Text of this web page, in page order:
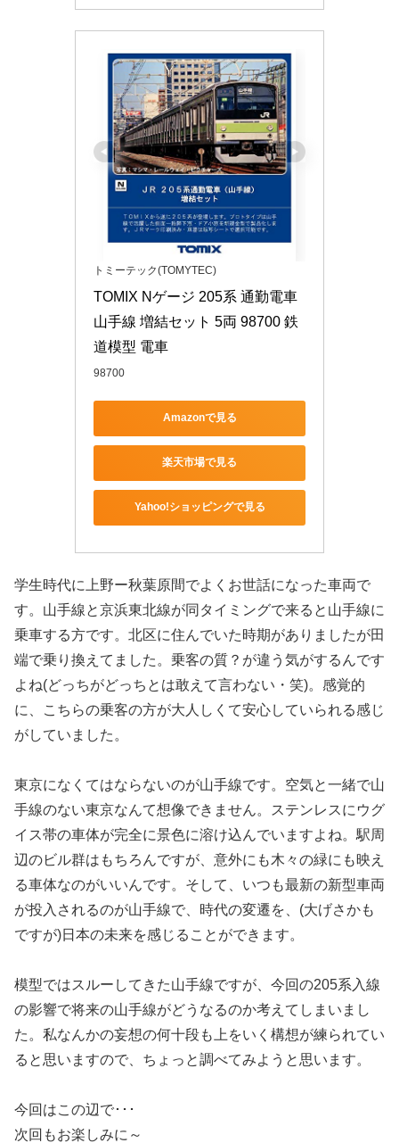
トミーテック(TOMYTEC)
TOMIX Nゲージ 205系 通勤電車
山手線 増結セット 5両 98700 鉄
道模型 電車
98700
Amazonで見る
楽天市場で見る
Yahoo!ショッピングで見る
学生時代に上野ー秋葉原間でよくお世話になった車両で
す。山手線と京浜東北線が同タイミングで来ると山手線に
乗車する方です。北区に住んでいた時期がありましたが田
端で乗り換えてました。乗客の質？が違う気がするんです
よね(どっちがどっちとは敢えて言わない・笑)。感覚的
に、こちらの乗客の方が大人しくて安心していられる感じ
がしていました。
東京になくてはならないのが山手線です。空気と一緒で山
手線のない東京なんて想像できません。ステンレスにウグ
イス帯の車体が完全に景色に溶け込んでいますよね。駅周
辺のビル群はもちろんですが、意外にも木々の緑にも映え
る車体なのがいいんです。そして、いつも最新の新型車両
が投入されるのが山手線で、時代の変遷を、(大げさかも
ですが)日本の未来を感じることができます。
模型ではスルーしてきた山手線ですが、今回の205系入線
の影響で将来の山手線がどうなるのか考えてしまいまし
た。私なんかの妄想の何十段も上をいく構想が練られてい
ると思いますので、ちょっと調べてみようと思います。
今回はこの辺で･･･
次回もお楽しみに～